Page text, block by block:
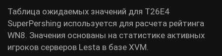
Таблица ожидаемых значений для T26E4
SuperPershing используется для расчета рейтинга
WN8. Значения основаны на статистике активных
игроков серверов Lesta в базе XVM.